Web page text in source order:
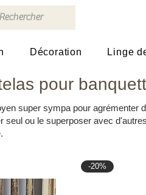
Décoration Linge
pour
super sympa pour agrémenter
seul ou le superposer avec
-20%